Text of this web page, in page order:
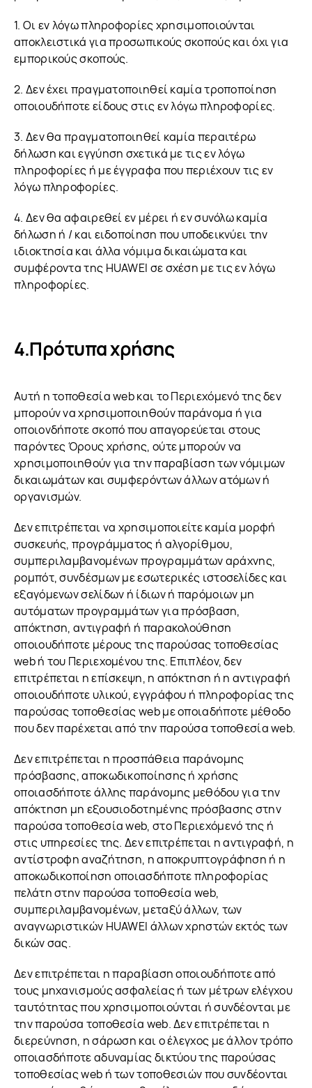
1. Οι εν λόγω πληροφορίες χρησιμοποιούνται
αποκλειστικά για προσωπικούς σκοπούς και όχι για
εμπορικούς σκοπούς.
2. Δεν έχει πραγματοποιηθεί καμία τροποποίηση
οποιουδήποτε είδους στις εν λόγω πληροφορίες.
3. Δεν θα πραγματοποιηθεί καμία περαιτέρω
δήλωση και εγγύηση σχετικά με τις εν λόγω
πληροφορίες ή με έγγραφα που περιέχουν τις εν
λόγω πληροφορίες.
4. Δεν θα αφαιρεθεί εν μέρει ή εν συνόλω καμία
δήλωση ή / και ειδοποίηση που υποδεικνύει την
ιδιοκτησία και άλλα νόμιμα δικαιώματα και
συμφέροντα της HUAWEI σε σχέση με τις εν λόγω
πληροφορίες.
Πρότυπα χρήσης
Αυτή η τοποθεσία web και το Περιεχόμενό της δεν
μπορούν να χρησιμοποιηθούν παράνομα ή για
οποιονδήποτε σκοπό που απαγορεύεται στους
παρόντες Όρους χρήσης, ούτε μπορούν να
χρησιμοποιηθούν για την παραβίαση των νόμιμων
δικαιωμάτων και συμφερόντων άλλων ατόμων ή
οργανισμών.
Δεν επιτρέπεται να χρησιμοποιείτε καμία μορφή
συσκευής, προγράμματος ή αλγορίθμου,
συμπεριλαμβανομένων προγραμμάτων αράχνης,
ρομπότ, συνδέσμων με εσωτερικές ιστοσελίδες και
εξαγόμενων σελίδων ή ίδιων ή παρόμοιων μη
αυτόματων προγραμμάτων για πρόσβαση,
απόκτηση, αντιγραφή ή παρακολούθηση
οποιουδήποτε μέρους της παρούσας τοποθεσίας
web ή του Περιεχομένου της. Επιπλέον, δεν
επιτρέπεται η επίσκεψη, η απόκτηση ή η αντιγραφή
οποιουδήποτε υλικού, εγγράφου ή πληροφορίας της
παρούσας τοποθεσίας web με οποιαδήποτε μέθοδο
που δεν παρέχεται από την παρούσα τοποθεσία web.
Δεν επιτρέπεται η προσπάθεια παράνομης
πρόσβασης, αποκωδικοποίησης ή χρήσης
οποιασδήποτε άλλης παράνομης μεθόδου για την
απόκτηση μη εξουσιοδοτημένης πρόσβασης στην
παρούσα τοποθεσία web, στο Περιεχόμενό της ή
στις υπηρεσίες της. Δεν επιτρέπεται η αντιγραφή, η
αντίστροφη αναζήτηση, η αποκρυπτογράφηση ή η
αποκωδικοποίηση οποιασδήποτε πληροφορίας
πελάτη στην παρούσα τοποθεσία web,
συμπεριλαμβανομένων, μεταξύ άλλων, των
αναγνωριστικών HUAWEI άλλων χρηστών εκτός των
δικών σας.
Δεν επιτρέπεται η παραβίαση οποιουδήποτε από
τους μηχανισμούς ασφαλείας ή των μέτρων ελέγχου
ταυτότητας που χρησιμοποιούνται ή συνδέονται με
την παρούσα τοποθεσία web. Δεν επιτρέπεται η
διερεύνηση, η σάρωση και ο έλεγχος με άλλον τρόπο
οποιασδήποτε αδυναμίας δικτύου της παρούσας
τοποθεσίας web ή των τοποθεσιών που συνδέονται